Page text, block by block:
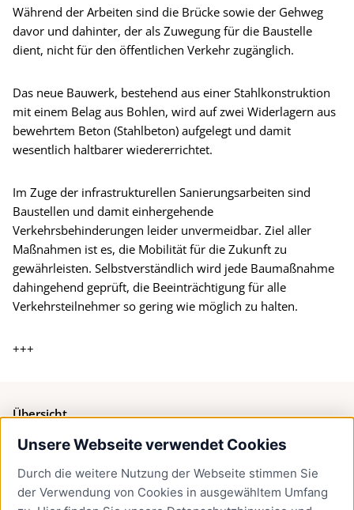
Unsere Webseite verwendet Cookies
Durch die weitere Nutzung der Webseite stimmen Sie
der Verwendung von Cookies in ausgewähltem Umfang
Während der Arbeiten sind die Brücke sowie der Gehweg
davor und dahinter, der als Zuwegung für die Baustelle
dient, nicht für den öffentlichen Verkehr zugänglich.
Das neue Bauwerk, bestehend aus einer Stahlkonstruktion
mit einem Belag aus Bohlen, wird auf zwei Widerlagern aus
bewehrtem Beton (Stahlbeton) aufgelegt und damit
wesentlich haltbarer wiedererrichtet.
Im Zuge der infrastrukturellen Sanierungsarbeiten sind
Baustellen und damit einhergehende
Verkehrsbehinderungen leider unvermeidbar. Ziel aller
Maßnahmen ist es, die Mobilität für die Zukunft zu
gewährleisten. Selbstverständlich wird jede Baumaßnahme
dahingehend geprüft, die Beeinträchtigung für alle
Verkehrsteilnehmer so gering wie möglich zu halten.
+++
Übersicht
Bürgerservice
Presse
Newsletter Lübeck:kompakt